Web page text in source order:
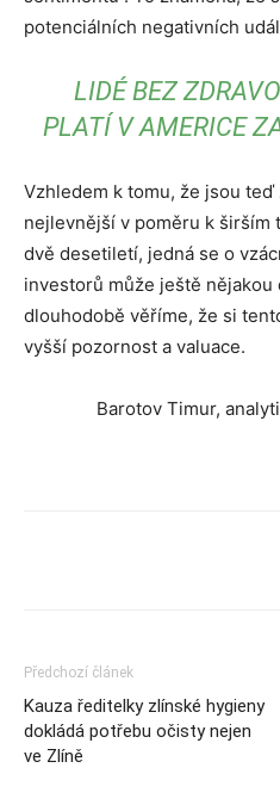
potenciálních negativních
LIDÉ BEZ
PLATÍ V AMERICE
Vzhledem k tomu, že jsou
nejlevnější v poměru k širším
dvě desetiletí, jedná se o
investorů může ještě nějakou
dlouhodobě věříme, že si
vyšší pozornost a valuace.
Barotov Timur,
Předchozí článek
Kauza ředitelky zlínské hygieny
dokládá potřebu očisty nejen
ve Zlíně